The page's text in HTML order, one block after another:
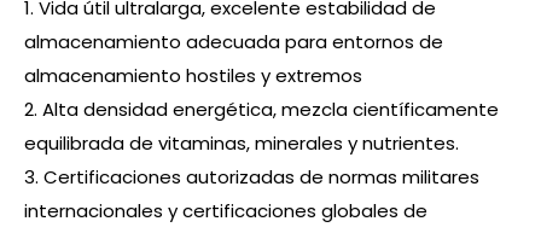
1. Vida útil ultralarga, excelente estabilidad de
almacenamiento adecuada para entornos de
almacenamiento hostiles y extremos
2. Alta densidad energética, mezcla científicamente
equilibrada de vitaminas, minerales y nutrientes.
3. Certificaciones autorizadas de normas militares
internacionales y certificaciones globales de